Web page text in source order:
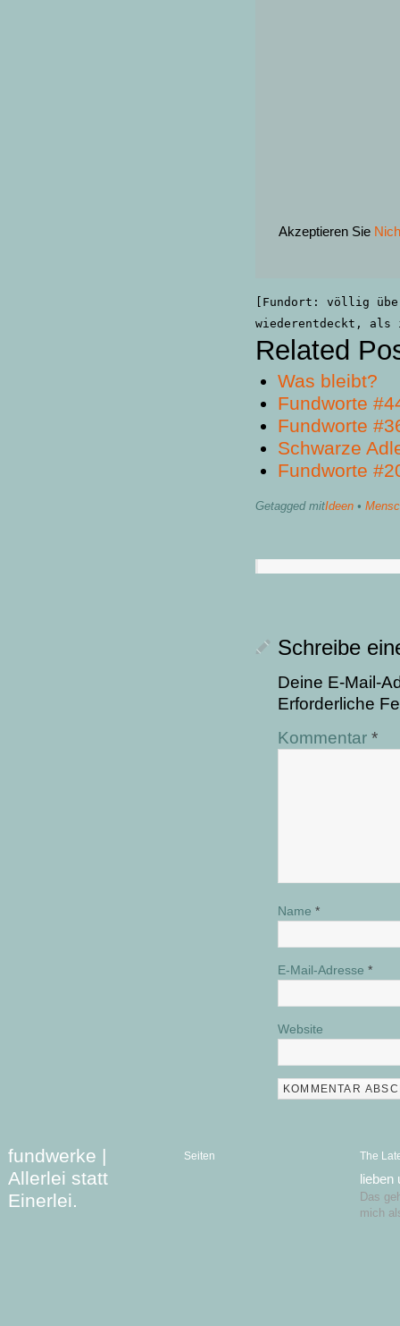
Akzeptieren Sie
[Fundort: völlig
wiederentdeckt, als
Related
Was bleibt?
Fundworte
Fundworte
Schwarze
Fundworte
Getagged mitIdeen •
Schreibe
Deine E-Mail-
Erforderliche
Kommentar *
Name *
E-Mail-Adresse *
Website
fundwerke |
Allerlei statt
Einerlei.
Seiten The
lieben
Das
mich